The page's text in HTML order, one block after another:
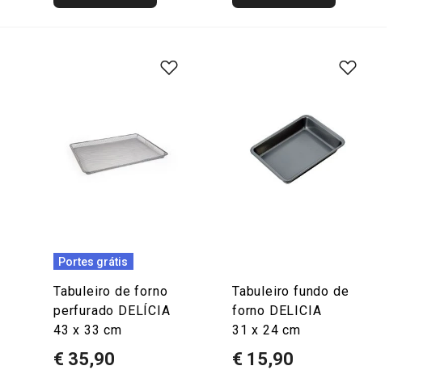
Portes grátis
Tabuleiro de forno
perfurado DELÍCIA
43 x 33 cm
€ 35,90
Tabuleiro fundo de
forno DELICIA
31 x 24 cm
€ 15,90